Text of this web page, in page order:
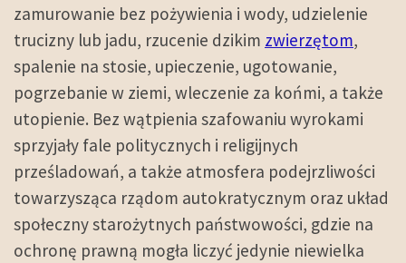
zamurowanie bez pożywienia i wody, udzielenie
trucizny lub jadu, rzucenie dzikim zwierzętom,
spalenie na stosie, upieczenie, ugotowanie,
pogrzebanie w ziemi, wleczenie za końmi, a także
utopienie. Bez wątpienia szafowaniu wyrokami
sprzyjały fale politycznych i religijnych
prześladowań, a także atmosfera podejrzliwości
towarzysząca rządom autokratycznym oraz układ
społeczny starożytnych państwowości, gdzie na
ochronę prawną mogła liczyć jedynie niewielka